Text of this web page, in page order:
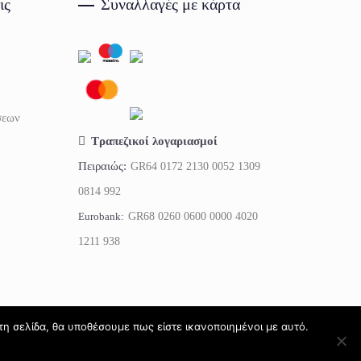
Συναλλαγές με κάρτα
Τραπεζικοί λογαριασμοί
Πειραιώς: GR64 0172 2130 0052 1309
0814 992
Eurobank: GR68 0260 0600 0000 4020
1211 938
σελίδα, θα υποθέσουμε πως είστε ικανοποιημένοι με αυτό.